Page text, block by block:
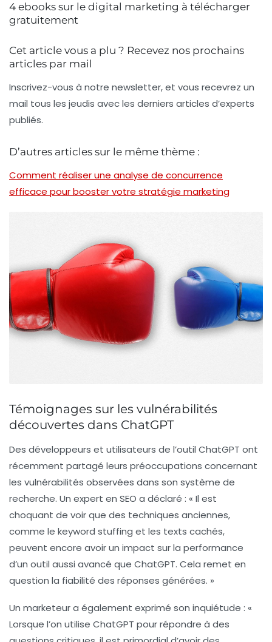
4 ebooks sur le digital marketing à télécharger
gratuitement
Cet article vous a plu ? Recevez nos prochains
articles par mail
Inscrivez-vous à notre newsletter, et vous recevrez un
mail tous les jeudis avec les derniers articles d’experts
publiés.
D’autres articles sur le même thème :
Comment réaliser une analyse de concurrence
efficace pour booster votre stratégie marketing
Témoignages sur les vulnérabilités
découvertes dans ChatGPT
Des développeurs et utilisateurs de l’outil ChatGPT ont
récemment partagé leurs préoccupations concernant
les vulnérabilités observées dans son système de
recherche. Un expert en SEO a déclaré : « Il est
choquant de voir que des techniques anciennes,
comme le keyword stuffing et les texts cachés,
peuvent encore avoir un impact sur la performance
d’un outil aussi avancé que ChatGPT. Cela remet en
question la fiabilité des réponses générées. »
Un marketeur a également exprimé son inquiétude : «
Lorsque l’on utilise ChatGPT pour répondre à des